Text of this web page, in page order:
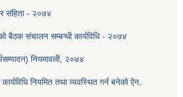
संहिता - २०७४
बैठक संचालन सम्बन्धी कार्यविधि - २०७४
नियमावली, २०७४
नियमित तथा व्यवस्थित गर्न बनेको ऐन,